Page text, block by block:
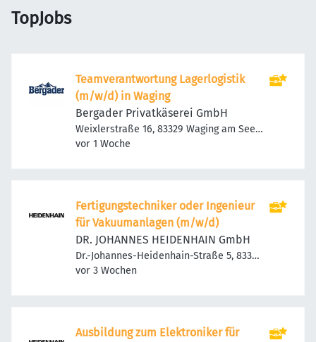
TopJobs
Teamverantwortung Lagerlogistik
(m/w/d) in Waging
Bergader Privatkäserei GmbH
Weixlerstraße 16, 83329 Waging am See,
Deutschland
Veröffentlicht
vor 1 Woche
Fertigungstechniker oder Ingenieur
für Vakuumanlagen (m/w/d)
DR. JOHANNES HEIDENHAIN GmbH
Dr.-Johannes-Heidenhain-Straße 5, 83301
Traunreut, Deutschland
Veröffentlicht
vor 3 Wochen
Ausbildung zum Elektroniker für